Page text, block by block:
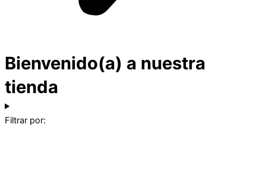
Bienvenido(a) a nuestra
tienda
Filtrar por: